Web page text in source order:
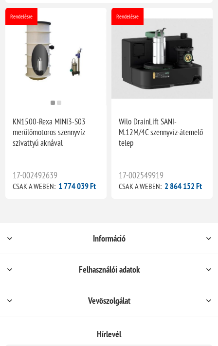
Rendelésre
KN1500-Rexa MINI3-S03
merülőmotoros szennyvíz
szivattyú aknával
17-002492639
CSAK A WEBEN: 1 774 039 Ft
Rendelésre
Wilo DrainLift SANI-
M.12M/4C szennyvíz-átemelő
telep
17-002549919
CSAK A WEBEN: 2 864 152 Ft
Információ
Felhasználói adatok
Vevőszolgálat
Hírlevél